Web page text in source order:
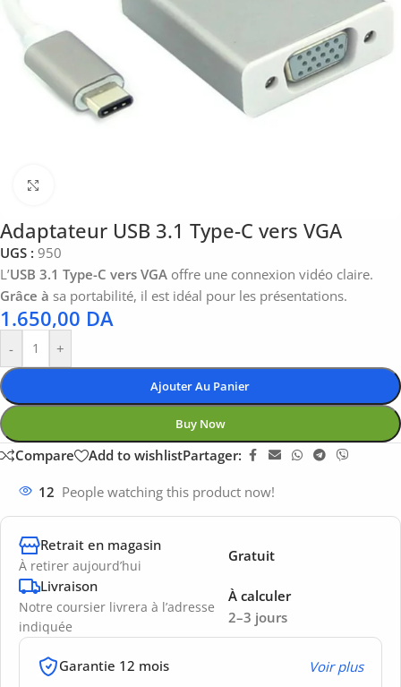
Adaptateur USB 3.1 Type-C vers VGA
UGS : 950
L’USB 3.1 Type-C vers VGA offre une connexion vidéo claire.
Grâce à sa portabilité, il est idéal pour les présentations.
1.650,00 DA
- +
Ajouter Au Panier
Buy Now
Compare Add to wishlistPartager:
12 People watching this product now!
Retrait en magasin
À retirer aujourd’hui
Gratuit
Livraison
Notre coursier livrera à l’adresse
indiquée
2–3 jours
À calculer
Garantie 12 mois Voir plus